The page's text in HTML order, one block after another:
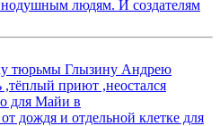
людям. И создателям
тюрьмы Глызину Андрею
,тёплый приют ,неостался
для Майи в
дождя и отдельной клетке для